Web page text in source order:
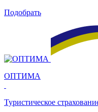
Подобрать
ОПТИМА
Туристическое